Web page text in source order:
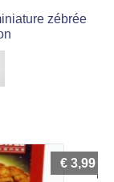
zébrée
€ 3,99